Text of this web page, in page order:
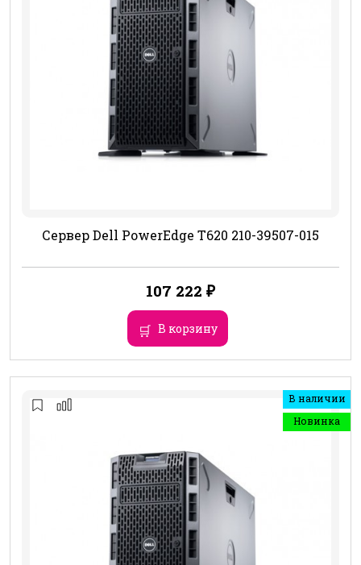
Сервер Dell PowerEdge T620 210-39507-015
107 222 ₽
В корзину
В наличии
Новинка